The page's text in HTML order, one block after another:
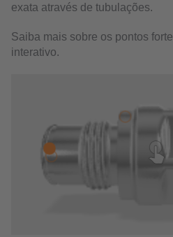
exata através de tubulações.
Saiba mais sobre os pontos
interativo.